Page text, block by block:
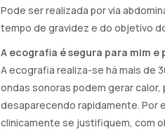
Pode ser realizada por via
tempo de gravidez e do objetivo
A ecografia é segura para mim e
A ecografia realiza-se há mais de
ondas sonoras podem gerar
desaparecendo rapidamente. Por
clinicamente se justifiquem, com